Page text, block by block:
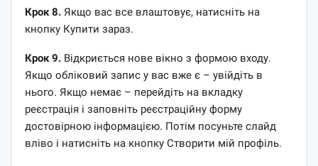
Крок 8. Якщо вас все влаштовує, натисніть на
кнопку Купити зараз.
Крок 9. Відкриється нове вікно з формою входу.
Якщо обліковий запис у вас вже є – увійдіть в
нього. Якщо немає – перейдіть на вкладку
реєстрація і заповніть реєстраційну форму
достовірною інформацією. Потім посуньте слайд
вліво і натисніть на кнопку Створити мій профіль.